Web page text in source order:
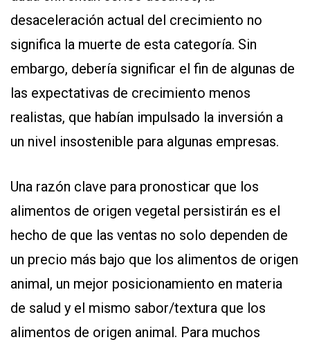
desaceleración actual del crecimiento no
significa la muerte de esta categoría. Sin
embargo, debería significar el fin de algunas de
las expectativas de crecimiento menos
realistas, que habían impulsado la inversión a
un nivel insostenible para algunas empresas.
Una razón clave para pronosticar que los
alimentos de origen vegetal persistirán es el
hecho de que las ventas no solo dependen de
un precio más bajo que los alimentos de origen
animal, un mejor posicionamiento en materia
de salud y el mismo sabor/textura que los
alimentos de origen animal. Para muchos